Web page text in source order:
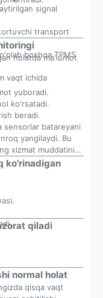
signal
transport
boshqa TPMS
vaqt ichida
holatda ma'lumot
yuboradi.
ko'rsatadi.
beradi.
sensorlar batareyani
yangilaydi. Bu
xizmat muddatini
ko'rinadigan
qiladi
normal holat
qisqa vaqt